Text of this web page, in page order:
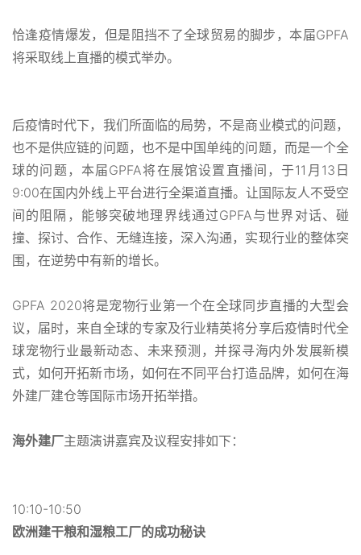
恰逢疫情爆发，但是阻挡不了全球贸易的脚步，本届GPFA
将采取线上直播的模式举办。
后疫情时代下，我们所面临的局势，不是商业模式的问题，
也不是供应链的问题，也不是中国单纯的问题，而是一个全
球的问题，本届GPFA将在展馆设置直播间，于11月13日
9:00在国内外线上平台进行全渠道直播。让国际友人不受空
间的阻隔，能够突破地理界线通过GPFA与世界对话、碰
撞、探讨、合作、无缝连接，深入沟通，实现行业的整体突
围，在逆势中有新的增长。
GPFA 2020将是宠物行业第一个在全球同步直播的大型会
议，届时，来自全球的专家及行业精英将分享后疫情时代全
球宠物行业最新动态、未来预测，并探寻海内外发展新模
式，如何开拓新市场，如何在不同平台打造品牌，如何在海
外建厂建仓等国际市场开拓举措。
海外建厂主题演讲嘉宾及议程安排如下：
10:10-10:50
欧洲建干粮和湿粮工厂的成功秘诀